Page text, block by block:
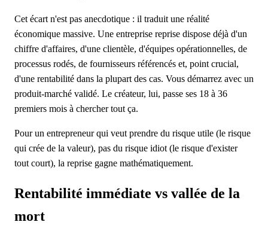
Cet écart n'est pas anecdotique : il traduit une réalité
économique massive. Une entreprise reprise dispose déjà d'un
chiffre d'affaires, d'une clientèle, d'équipes opérationnelles, de
processus rodés, de fournisseurs référencés et, point crucial,
d'une rentabilité dans la plupart des cas. Vous démarrez avec un
produit-marché validé. Le créateur, lui, passe ses 18 à 36
premiers mois à chercher tout ça.
Pour un entrepreneur qui veut prendre du risque utile (le risque
qui crée de la valeur), pas du risque idiot (le risque d'exister
tout court), la reprise gagne mathématiquement.
Rentabilité immédiate vs vallée de la
mort